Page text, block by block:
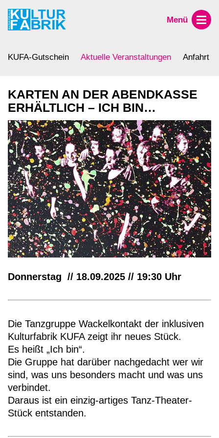
Menü
KUFA-Gutschein Aktuelle Veranstaltungen Anfahrt
KARTEN AN DER ABENDKASSE
ERHÄLTLICH – ICH BIN…
Donnerstag // 18.09.2025 // 19:30 Uhr
Die Tanzgruppe Wackelkontakt der inklusiven
Kulturfabrik KUFA zeigt ihr neues Stück.
Es heißt „Ich bin“.
Die Gruppe hat darüber nachgedacht wer wir
sind, was uns besonders macht und was uns
verbindet.
Daraus ist ein einzig-artiges Tanz-Theater-
Stück entstanden.